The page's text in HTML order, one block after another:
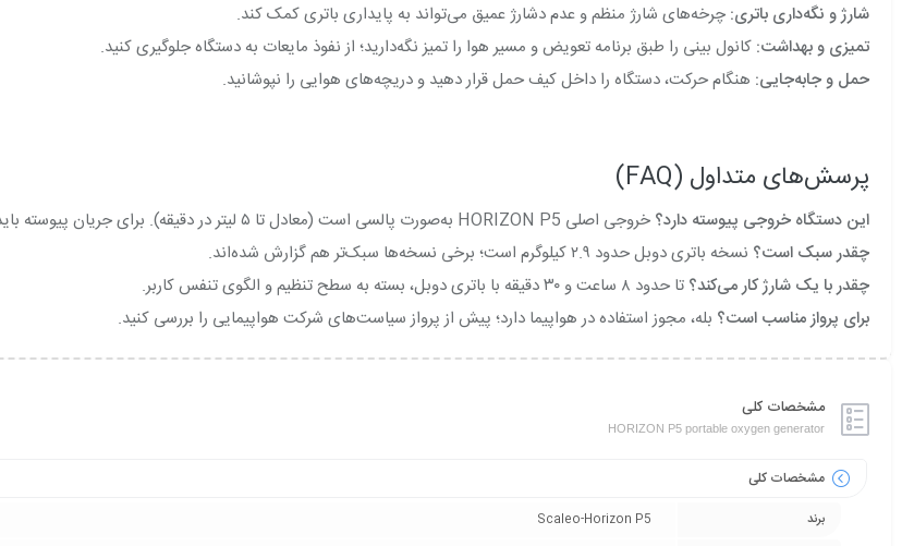
شارژ و نگه‌داری باتری: چرخه‌های شارژ منظم و عدم دشارژ عمیق می‌تواند به پایداری باتری کمک کند.
تمیزی و بهداشت: کانول بینی را طبق برنامه تعویض و مسیر هوا را تمیز نگه‌دارید؛ از نفوذ مایعات به دستگاه جلوگیری کنید.
حمل و جابه‌جایی: هنگام حرکت، دستگاه را داخل کیف حمل قرار دهید و دریچه‌های هوایی را نپوشانید.
پرسش‌های متداول (FAQ)
این دستگاه خروجی پیوسته دارد؟ خروجی اصلی HORIZON P5 به‌صورت پالسی است (معادل تا ۵ لیتر در دقیقه). برای جریان پیوسته باید سراغ مدل‌های خانگی ثابت بروید.
چقدر سبک است؟ نسخه باتری دوبل حدود ۲.۹ کیلوگرم است؛ برخی نسخه‌ها سبک‌تر هم گزارش شده‌اند.
چقدر با یک شارژ کار می‌کند؟ تا حدود ۸ ساعت و ۳۰ دقیقه با باتری دوبل، بسته به سطح تنظیم و الگوی تنفس کاربر.
برای پرواز مناسب است؟ بله، مجوز استفاده در هواپیما دارد؛ پیش از پرواز سیاست‌های شرکت هواپیمایی را بررسی کنید.
مشخصات کلی
HORIZON P5 portable oxygen generator
مشخصات کلی
برند
Scaleo-Horizon P5